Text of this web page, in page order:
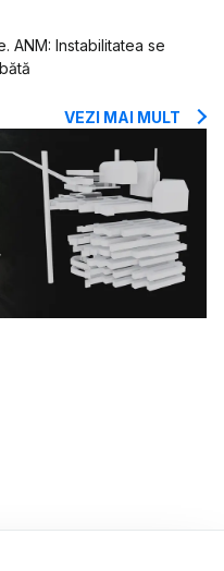
ANM: Instabilitatea se
VEZI MAI MULT